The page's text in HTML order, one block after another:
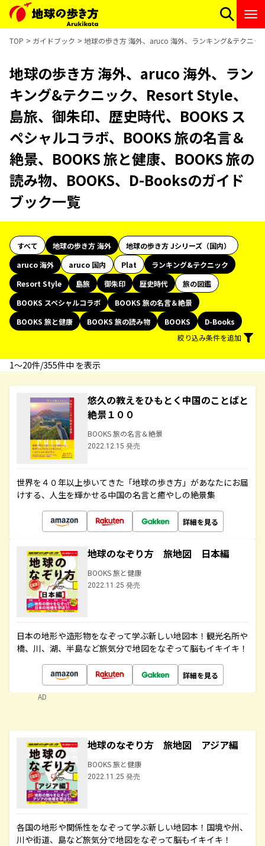
TOP ガイドブック 地球の歩き方 海外、aruco 海外、ランキング&テクニッ
地球の歩き方 海外、aruco 海外、ラン
キング&テクニック、Resort Style、
島旅、御朱印、歴史時代、BOOKS ス
ペシャルコラボ、BOOKS 旅の名言＆
絶景、BOOKS 旅と健康、BOOKS 旅の
読み物、BOOKS、D-Booksのガイド
ブック一覧
すべて 地球の歩き方 海外
地球の歩き方 Jシリーズ（国内）
aruco 海外
aruco 国内 Plat
ランキング&テクニック
Resort Style
島旅 御朱印 歴史時代
旅の図鑑
BOOKS スペシャルコラボ
BOOKS 旅の名言＆絶景
BOOKS 旅と健康
BOOKS 旅の読み物 BOOKS
D-Books
絞り込み条件を追加
1〜20件/355件中 を表示
悠久の教えをひもとく中国のことばと
絶景１００
BOOKS 旅の名言＆絶景
2022.12.15 発売
世界を４０年以上歩いてきた「地球の歩き方」があなたにお届
けする、人生を輝かせる中国の名言と癒やしの絶景集
詳細を見る
地球のなぞり方 旅地図 日本編
BOOKS 旅と健康
2022.11.25 発売
日本の地形や造形物をなぞって学ぶ新しい地図本！観光名所や
橋、川、湖、半島など旅気分で地図をなぞって脳もイキイキ！
詳細を見る
AD
地球のなぞり方 旅地図 アジア編
BOOKS 旅と健康
2022.11.25 発売
各国の地形や関係性をなぞって学ぶ新しい地図本！国境や州、
川や街道、島など旅気分で地図をなぞって脳もイキイキ！